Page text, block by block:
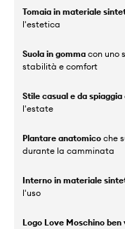
Tomaia in materiale
l'estetica
Suola in gomma con uno
stabilità e comfort
Stile casual e da spiaggia
l'estate
Plantare anatomico che
durante la camminata
Interno in materiale
l'uso
Logo Love Moschino ben